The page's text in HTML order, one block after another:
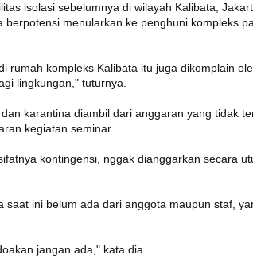
isolasi sebelumnya di wilayah Kalibata,
menularkan ke penghuni kompleks
rumah kompleks Kalibata itu juga dikomplain
lingkungan," tuturnya.
karantina diambil dari anggaran yang tidak
kegiatan seminar.
kontingensi, nggak dianggarkan secara
saat ini belum ada dari anggota maupun staf,
jangan ada," kata dia.